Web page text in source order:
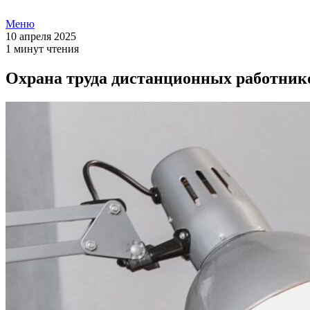
Меню
10 апреля 2025
1 минут чтения
Охрана труда дистанционных